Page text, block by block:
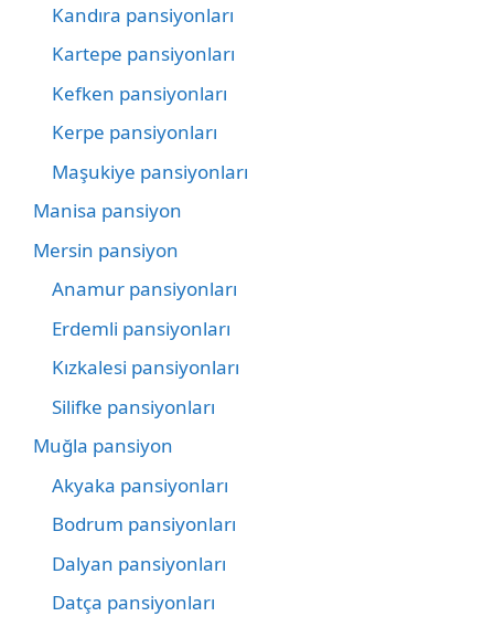
Kandıra pansiyonları
Kartepe pansiyonları
Kefken pansiyonları
Kerpe pansiyonları
Maşukiye pansiyonları
Manisa pansiyon
Mersin pansiyon
Anamur pansiyonları
Erdemli pansiyonları
Kızkalesi pansiyonları
Silifke pansiyonları
Muğla pansiyon
Akyaka pansiyonları
Bodrum pansiyonları
Dalyan pansiyonları
Datça pansiyonları